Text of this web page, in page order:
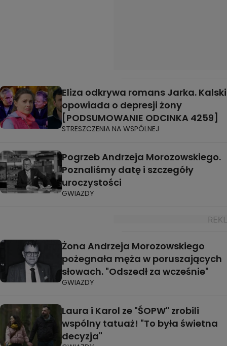
Eliza odkrywa romans Jarka. Kalski
opowiada o depresji żony
[PODSUMOWANIE ODCINKA 4259]
STRESZCZENIA NA WSPÓLNEJ
Pogrzeb Andrzeja Morozowskiego.
Poznaliśmy datę i szczegóły
uroczystości
GWIAZDY
Żona Andrzeja Morozowskiego
pożegnała męża w poruszających
słowach. "Odszedł za wcześnie"
GWIAZDY
Laura i Karol ze "ŚOPW" zrobili
wspólny tatuaż! "To była świetna
decyzja"